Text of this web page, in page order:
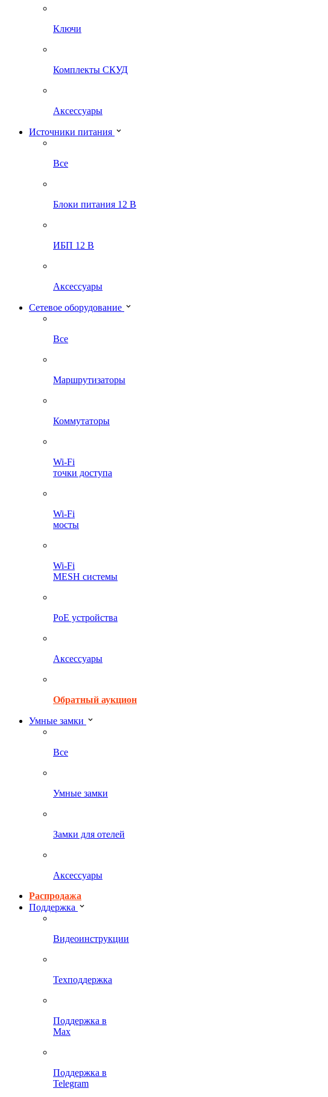
Ключи
Комплекты СКУД
Аксессуары
Источники питания
Все
Блоки питания 12 В
ИБП 12 В
Аксессуары
Сетевое оборудование
Все
Маршрутизаторы
Коммутаторы
Wi-Fi
точки доступа
Wi-Fi
мосты
Wi-Fi
MESH системы
PoE устройства
Аксессуары
Обратный аукцион
Умные замки
Все
Умные замки
Замки для отелей
Аксессуары
Распродажа
Поддержка
Видеоинструкции
Техподдержка
Поддержка в
Max
Поддержка в
Telegram